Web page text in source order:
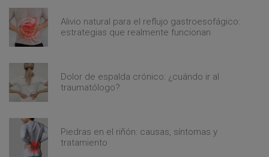
Alivio natural para el reflujo gastroesofágico:
estrategias que realmente funcionan
Dolor de espalda crónico: ¿cuándo ir al
traumatólogo?
Piedras en el riñón: causas, síntomas y
tratamiento